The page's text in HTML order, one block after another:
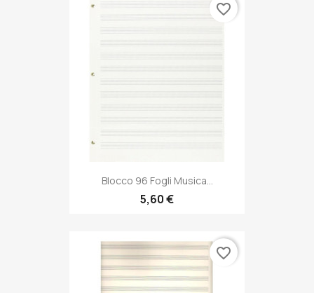
Blocco 96 Fogli Musica...
5,60 €
favorite_border
favorite_border